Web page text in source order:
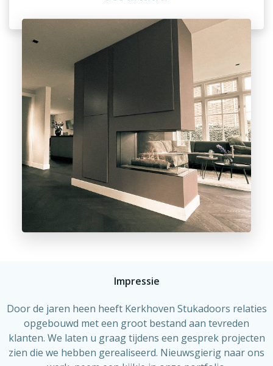
Impressie
Door de jaren heen heeft Kerkhoven Stukadoors relaties
opgebouwd met een groot bestand aan tevreden
klanten. We laten u graag tijdens een gesprek projecten
zien die we hebben gerealiseerd. Nieuwsgierig naar ons